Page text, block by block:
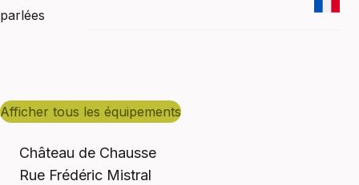
parlées
afficher tous les équipements
Château de Chausse
Rue Frédéric Mistral